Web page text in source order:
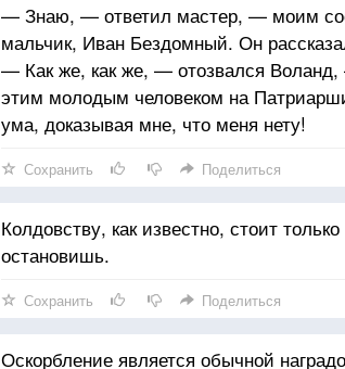
— Знаю, — ответил мастер, — моим
мальчик, Иван Бездомный. Он
— Как же, как же, — отозвался Воланд,
этим молодым человеком на
ума, доказывая мне, что меня нету!
Сохранить Поделиться
Колдовству, как известно, стоит
остановишь.
Сохранить Поделиться
Оскорбление является обычной